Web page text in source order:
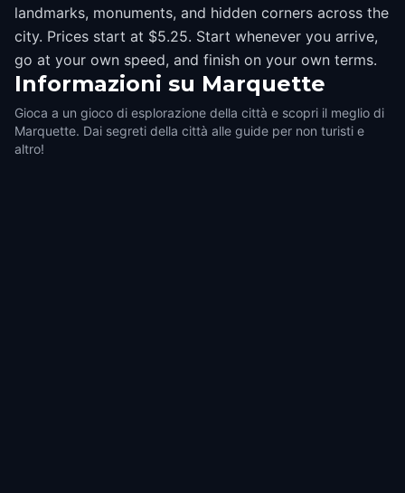
landmarks, monuments, and hidden corners across the
city. Prices start at $5.25. Start whenever you arrive,
go at your own speed, and finish on your own terms.
Informazioni su Marquette
Gioca a un gioco di esplorazione della città e scopri il meglio di
Marquette. Dai segreti della città alle guide per non turisti e
altro!